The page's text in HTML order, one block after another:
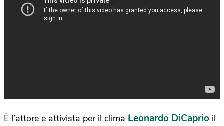
È l’attore e attivista per il clima Leonardo DiCaprio il